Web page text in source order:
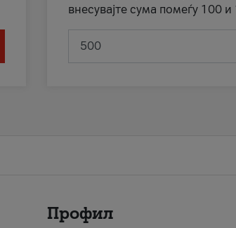
внесувајте сума помеѓу 100
Профил